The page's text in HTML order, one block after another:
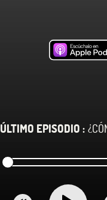
ÚLTIMO EPISODIO :